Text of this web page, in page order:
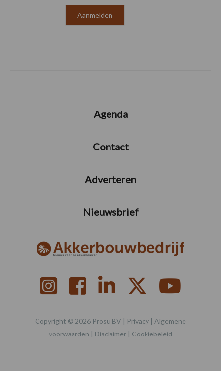
Agenda
Contact
Adverteren
Nieuwsbrief
Copyright © 2026 Prosu BV | Privacy | Algemene
voorwaarden | Disclaimer | Cookiebeleid